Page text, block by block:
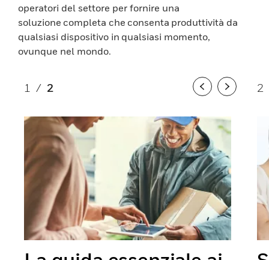
operatori del settore per fornire una
soluzione completa che consenta produttività da
qualsiasi dispositivo in qualsiasi momento,
ovunque nel mondo.
1 / 2 2